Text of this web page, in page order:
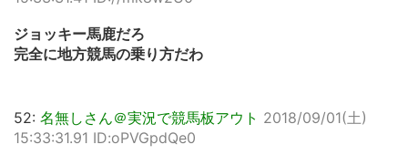
ジョッキー馬鹿だろ
完全に地方競馬の乗り方だわ
52: 名無しさん＠実況で競馬板アウト 2018/09/01(土)
15:33:31.91 ID:oPVGpdQe0